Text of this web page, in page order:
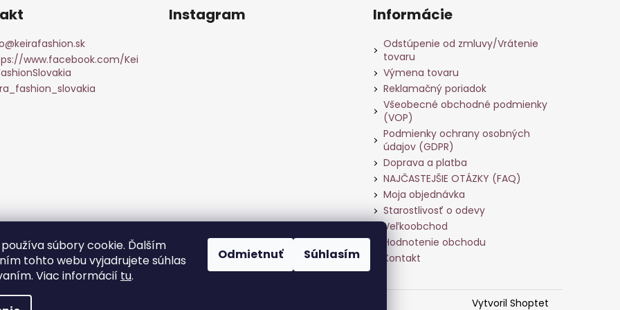
súbory cookie. Ďalším
tohto webu vyjadrujete súhlas
Viac informácií tu.
Odmietnuť Súhlasím
@keirafashion.sk
www.facebook.com/Kei
Instagram Informácie
Odstúpenie od zmluvy/Vrátenie
tovaru
Výmena tovaru
Reklamačný poriadok
Všeobecné obchodné podmienky
(VOP)
Podmienky ochrany osobných
údajov (GDPR)
Doprava a platba
NAJČASTEJŠIE OTÁZKY (FAQ)
Moja objednávka
Starostlivosť o odevy
Veľkoobchod
Hodnotenie obchodu
Kontakt
Vytvoril Shoptet